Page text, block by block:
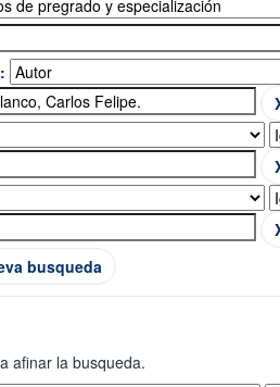
busqueda
afinar la busqueda.